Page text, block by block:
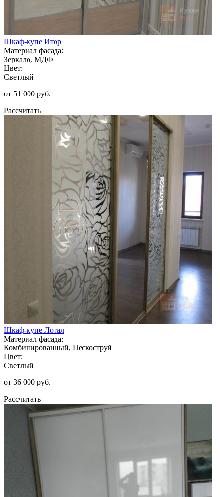
Шкаф-купе Итор
Материал фасада:
Зеркало, МДФ
Цвет:
Светлый
от 51 000 руб.
Рассчитать
Шкаф-купе Лотал
Материал фасада:
Комбинированный, Пескоструй
Цвет:
Светлый
от 36 000 руб.
Рассчитать